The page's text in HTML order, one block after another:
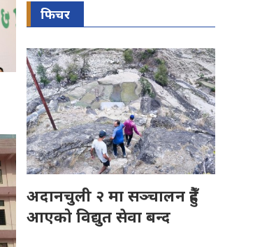
फिचर
अदानचुली २ मा सञ्चालन हुँदै
आएको विद्युत सेवा बन्द